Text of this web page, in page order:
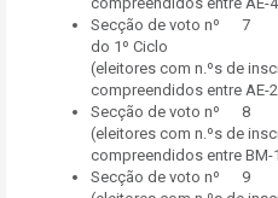
Secção de voto nº 7
do 1º Ciclo
(eleitores com n.ºs de
compreendidos entre AE-
Secção de voto nº 8
(eleitores com n.ºs de
compreendidos entre BM-
Secção de voto nº 9